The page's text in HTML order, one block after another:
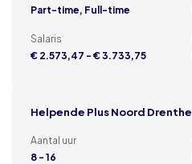
Part-time, Full-time
Salaris
€ 2.573,47 - € 3.733,75
Helpende Plus Noord Drenthe
Aantal uur
8 - 16